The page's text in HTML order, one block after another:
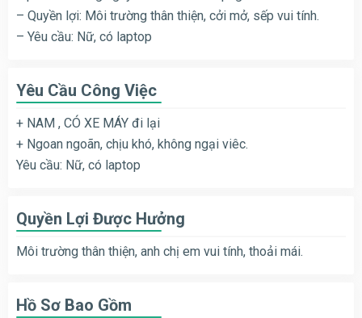
– Quyền lợi: Môi trường thân thiện, cởi mở, sếp vui tính.
– Yêu cầu: Nữ, có laptop
Yêu Cầu Công Việc
+ NAM , CÓ XE MÁY đi lại
+ Ngoan ngoãn, chịu khó, không ngại viêc.
Yêu cầu: Nữ, có laptop
Quyền Lợi Được Hưởng
Môi trường thân thiện, anh chị em vui tính, thoải mái.
Hồ Sơ Bao Gồm